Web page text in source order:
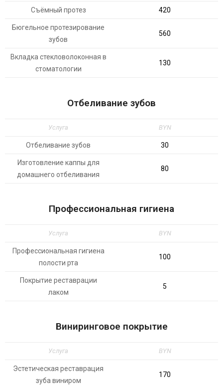
Съёмный протез 420
Бюгельное протезирование
зубов
560
Вкладка стекловолоконная в
стоматологии
130
Отбеливание зубов
Услуга BYN
Отбеливание зубов 30
Изготовление каппы для
домашнего отбеливания
80
Профессиональная гигиена
Услуга BYN
Профессиональная гигиена
полости рта
100
Покрытие реставрации
лаком
5
Виниринговое покрытие
Услуга BYN
Эстетическая реставрация
зуба виниром
170